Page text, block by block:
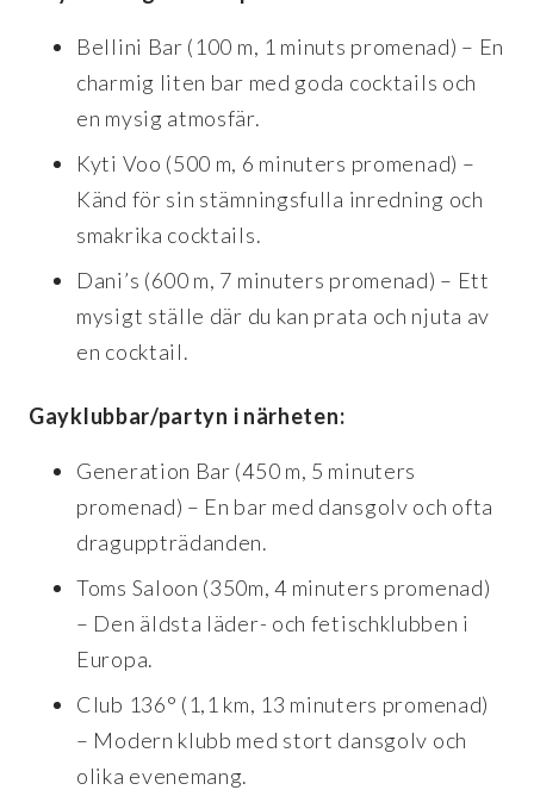
Bellini Bar (100 m, 1 minuts promenad) – En
charmig liten bar med goda cocktails och
en mysig atmosfär.
Kyti Voo (500 m, 6 minuters promenad) –
Känd för sin stämningsfulla inredning och
smakrika cocktails.
Dani’s (600 m, 7 minuters promenad) – Ett
mysigt ställe där du kan prata och njuta av
en cocktail.
Gayklubbar/partyn i närheten:
Generation Bar (450 m, 5 minuters
promenad) – En bar med dansgolv och ofta
draguppträdanden.
Toms Saloon (350m, 4 minuters promenad)
– Den äldsta läder- och fetischklubben i
Europa.
Club 136° (1,1 km, 13 minuters promenad)
– Modern klubb med stort dansgolv och
olika evenemang.